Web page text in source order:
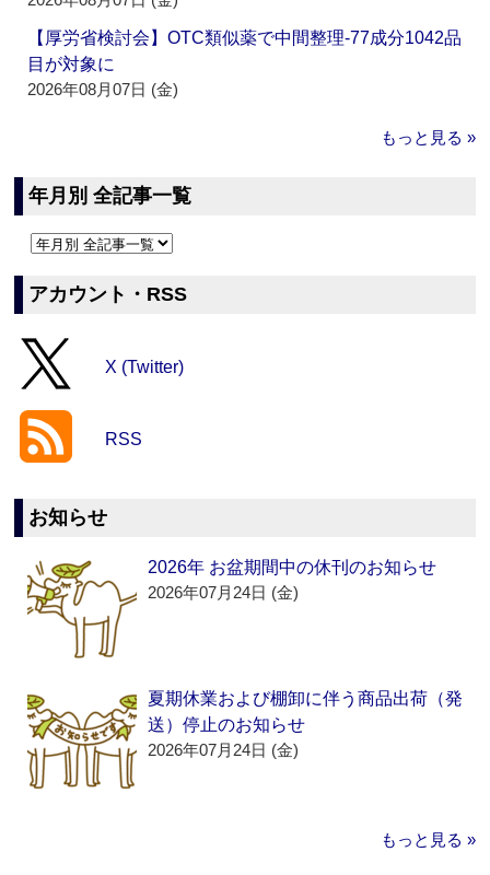
【厚労省検討会】OTC類似薬で中間整理‐77成分1042品
目が対象に
2026年08月07日 (金)
もっと見る »
年月別 全記事一覧
アカウント・RSS
X (Twitter)
RSS
お知らせ
2026年 お盆期間中の休刊のお知らせ
2026年07月24日 (金)
夏期休業および棚卸に伴う商品出荷（発
送）停止のお知らせ
2026年07月24日 (金)
もっと見る »